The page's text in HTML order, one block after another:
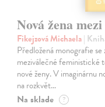
Nová žena
Fikejzová Michaela|
Předložená monografie
meziválečné feministické
nové ženy. V imaginárnu
na rozkvět…
Na sklade ?